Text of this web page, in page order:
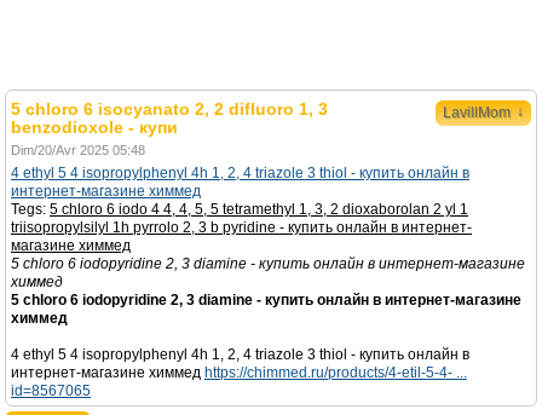
LavillMom ↓
5 chloro 6 isocyanato 2, 2 difluoro 1, 3
benzodioxole - купи
Dim/20/Avr 2025 05:48
4 ethyl 5 4 isopropylphenyl 4h 1, 2, 4 triazole 3 thiol - купить онлайн в
интернет-магазине химмед
Tegs: 5 chloro 6 iodo 4 4, 4, 5, 5 tetramethyl 1, 3, 2 dioxaborolan 2 yl 1
triisopropylsilyl 1h pyrrolo 2, 3 b pyridine - купить онлайн в интернет-
магазине химмед
5 chloro 6 iodopyridine 2, 3 diamine - купить онлайн в интернет-магазине
химмед
5 chloro 6 iodopyridine 2, 3 diamine - купить онлайн в интернет-магазине
химмед
4 ethyl 5 4 isopropylphenyl 4h 1, 2, 4 triazole 3 thiol - купить онлайн в
интернет-магазине химмед https://chimmed.ru/products/4-etil-5-4- ...
id=8567065